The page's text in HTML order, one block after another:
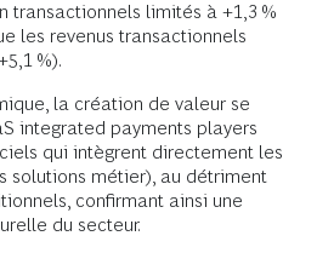
transactionnels limités à +1,3 %
les revenus transactionnels
%).
la création de valeur se
integrated payments players
qui intègrent directement les
solutions métier), au détriment
confirmant ainsi une
du secteur.